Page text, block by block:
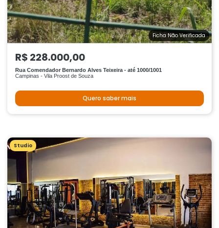
Ficha Não Verificada
R$ 228.000,00
Rua Comendador Bernardo Alves Teixeira - até 1000/1001
Campinas - Vila Proost de Souza
Quero saber mais
Studio